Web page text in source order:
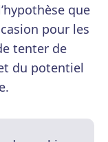
que
pour les
tenter de
du potentiel